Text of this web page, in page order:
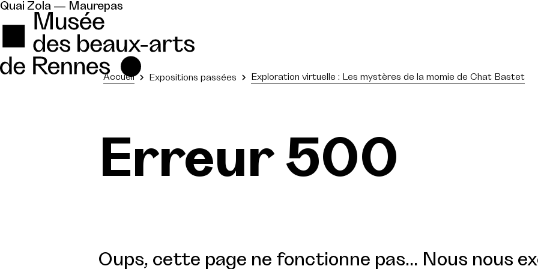
Quai Zola — Maurepas
Accueil Expositions passées Exploration virtuelle : Les mystères de la momie de Chat Bastet
Erreur 500
Oups, cette page ne fonctionne pas... Nous nous